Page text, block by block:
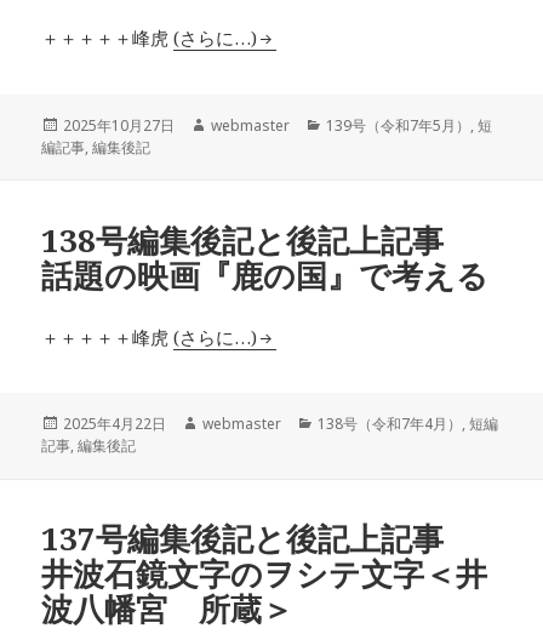
＋＋＋＋＋峰虎(さらに…)
投
稿
2025年10月27日
作
webmaster
カ
139号（令和7年5月） ,短
編記事,編集後記
138号編集後記と後記上記事
話題の映画『鹿の国』で考える
＋＋＋＋＋峰虎(さらに…)
投
稿
2025年4月22日
作
webmaster
カ
138号（令和7年4月） ,短編
記事,編集後記
137号編集後記と後記上記事
井波石鏡文字のヲシテ文字＜井
波八幡宮 所蔵＞